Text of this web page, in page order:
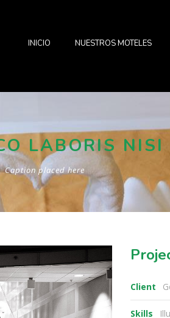
INICIO NUESTROS MOTELES
LABORIS NISI
Caption placed here
Client
Skills